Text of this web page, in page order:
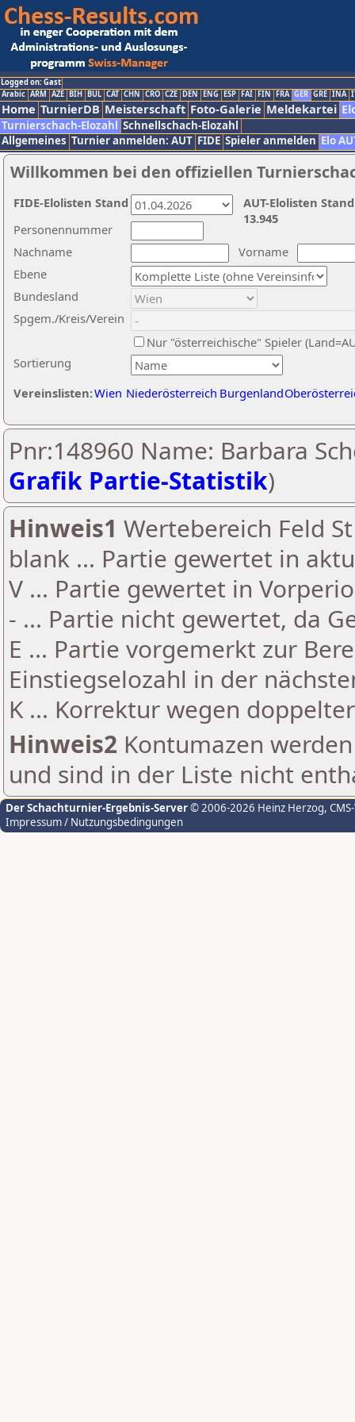
Logged on: Gast
Arabic ARM AZE BIH BUL CAT CHN CRO CZE DEN ENG ESP FAI FIN FRA GER GRE INA
Home TurnierDB Meisterschaft Foto-Galerie Meldekartei
Turnierschach-Elozahl Schnellschach-Elozahl
Allgemeines Turnier anmelden: AUT FIDE Spieler anmelden Elo
Willkommen bei den offiziellen
Nachname
Vorname
Ebene
Sortierung
Personennummer
Bundesland
Spgem./Kreis/Verein
Nur "österreichische" Spieler
Vereinslisten:Wien Niederösterreich Burgenland
AUT-Elolisten
13.945
FIDE-Elolisten Stand
Pnr:148960 Name: Barbara
Grafik Partie-Statistik)
Hinweis1 Wertebereich Feld
blank ... Partie gewertet in
V ... Partie gewertet in
- ... Partie nicht gewertet, da
E ... Partie vorgemerkt zur
Einstiegselozahl in der
K ... Korrektur wegen
Hinweis2 Kontumazen
und sind in der Liste nicht
Der Schachturnier-Ergebnis-Server© 2006-2026 Heinz Herzog,
Impressum / Nutzungsbedingungen